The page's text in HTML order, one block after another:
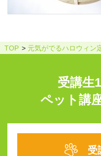
TOP 元気がでるハロウィン
受講生
ペット講
受